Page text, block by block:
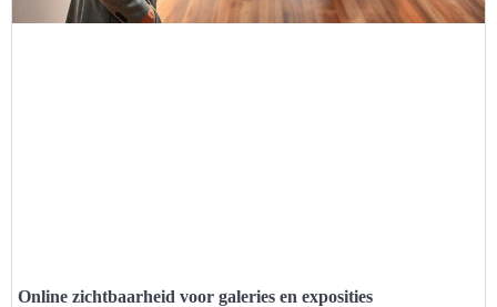
Online zichtbaarheid voor galeries en exposities